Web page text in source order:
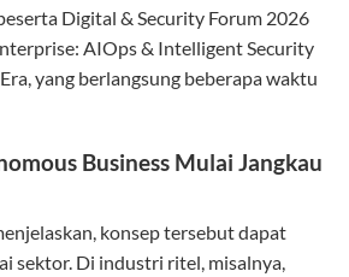
Digital & Security Forum 2026
AIOps & Intelligent Security
yang berlangsung beberapa waktu
Business Mulai Jangkau
konsep tersebut dapat
sektor. Di industri ritel, misalnya,